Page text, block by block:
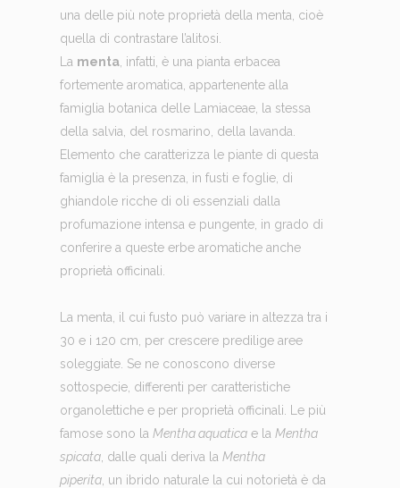
una delle più note proprietà della menta, cioè
quella di contrastare l’alitosi.
La menta, infatti, è una pianta erbacea
fortemente aromatica, appartenente alla
famiglia botanica delle Lamiaceae, la stessa
della salvia, del rosmarino, della lavanda.
Elemento che caratterizza le piante di questa
famiglia è la presenza, in fusti e foglie, di
ghiandole ricche di oli essenziali dalla
profumazione intensa e pungente, in grado di
conferire a queste erbe aromatiche anche
proprietà officinali.
La menta, il cui fusto può variare in altezza tra i
30 e i 120 cm, per crescere predilige aree
soleggiate. Se ne conoscono diverse
sottospecie, differenti per caratteristiche
organolettiche e per proprietà officinali. Le più
famose sono la Mentha aquaticae la Mentha
spicata, dalle quali deriva la Mentha
piperita, un ibrido naturale la cui notorietà è da